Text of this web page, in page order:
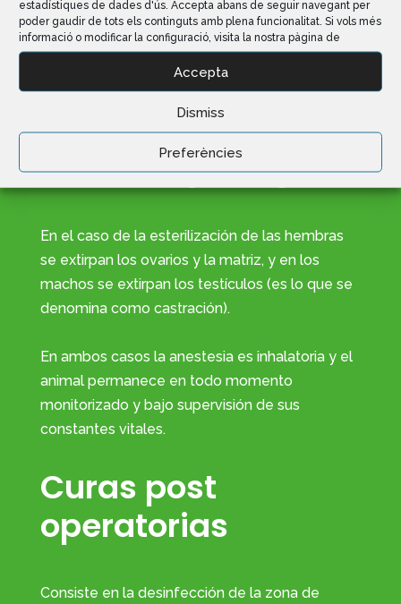
estadístiques de dades d'ús. Accepta abans de seguir navegant per
poder gaudir de tots els continguts amb plena funcionalitat. Si vols més
informació o modificar la configuració, visita la nostra pàgina de
Accepta
Dismiss
Preferències
Técnica quirúrgica
En el caso de la esterilización de las hembras
se extirpan los ovarios y la matriz, y en los
machos se extirpan los testículos (es lo que se
denomina como castración).
En ambos casos la anestesia es inhalatoria y el
animal permanece en todo momento
monitorizado y bajo supervisión de sus
constantes vitales.
Curas post
operatorias
​Consiste en la desinfección de la zona de